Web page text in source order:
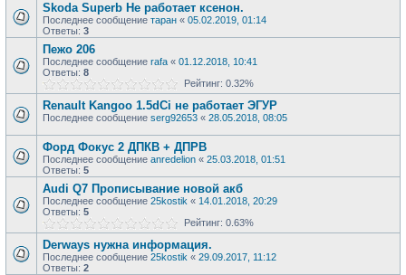
Skoda Superb Не работает ксенон.
Последнее сообщение таран « 05.02.2019, 01:14
Ответы: 3
Пежо 206
Последнее сообщение rafa « 01.12.2018, 10:41
Ответы: 8
Рейтинг: 0.32%
Renault Kangoo 1.5dCi не работает ЭГУР
Последнее сообщение serg92653 « 28.05.2018, 08:05
Форд Фокус 2 ДПКВ + ДПРВ
Последнее сообщение anredelion « 25.03.2018, 01:51
Ответы: 5
Audi Q7 Прописывание новой акб
Последнее сообщение 25kostik « 14.01.2018, 20:29
Ответы: 5
Рейтинг: 0.63%
Derways нужна информация.
Последнее сообщение 25kostik « 29.09.2017, 11:12
Ответы: 2